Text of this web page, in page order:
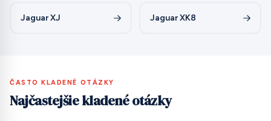
Jaguar XJ Jaguar XK8
ČASTO KLADENÉ OTÁZKY
Najčastejšie kladené otázky